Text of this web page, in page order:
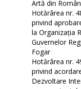
Artă din
Hotărârea nr.
privind
la Organizația
Guvernelor
Fogar
Hotărârea nr.
privind
Dezvoltare